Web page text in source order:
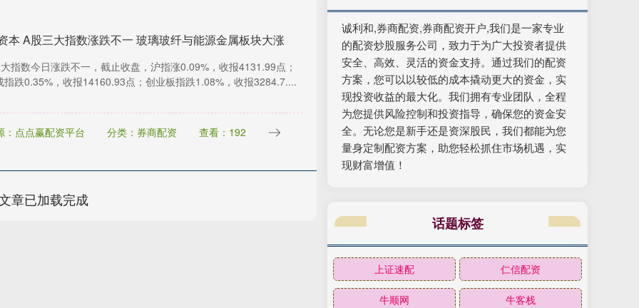
本 A股三大指数涨跌不一 玻璃玻纤与能源金属板块大涨
指数今日涨跌不一，截止收盘，沪指涨0.09%，收报4131.99点；
指跌0.35%，收报14160.93点；创业板指跌1.08%，收报3284.7....
：点点赢配资平台 分类：券商配资 查看：192
章已加载完成
诚利和,券商配资,券商配资开户,我们是一家专业
的配资炒股服务公司，致力于为广大投资者提供
安全、高效、灵活的资金支持。通过我们的配资
方案，您可以以较低的成本撬动更大的资金，实
现投资收益的最大化。我们拥有专业团队，全程
为您提供风险控制和投资指导，确保您的资金安
全。无论您是新手还是资深股民，我们都能为您
量身定制配资方案，助您轻松抓住市场机遇，实
现财富增值！
话题标签
上证速配 仁信配资
牛顺网 牛客栈